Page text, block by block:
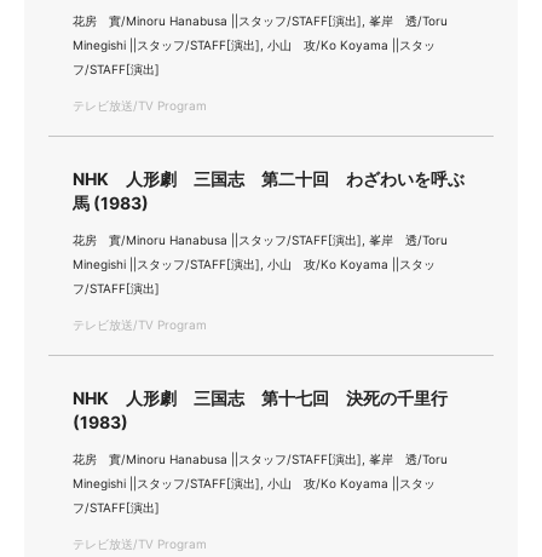
花房 實/Minoru Hanabusa ||スタッフ/STAFF[演出], 峯岸 透/Toru
Minegishi ||スタッフ/STAFF[演出], 小山 攻/Ko Koyama ||スタッ
フ/STAFF[演出]
テレビ放送/TV Program
NHK 人形劇 三国志 第二十回 わざわいを呼ぶ
馬 (1983)
花房 實/Minoru Hanabusa ||スタッフ/STAFF[演出], 峯岸 透/Toru
Minegishi ||スタッフ/STAFF[演出], 小山 攻/Ko Koyama ||スタッ
フ/STAFF[演出]
テレビ放送/TV Program
NHK 人形劇 三国志 第十七回 決死の千里行
(1983)
花房 實/Minoru Hanabusa ||スタッフ/STAFF[演出], 峯岸 透/Toru
Minegishi ||スタッフ/STAFF[演出], 小山 攻/Ko Koyama ||スタッ
フ/STAFF[演出]
テレビ放送/TV Program